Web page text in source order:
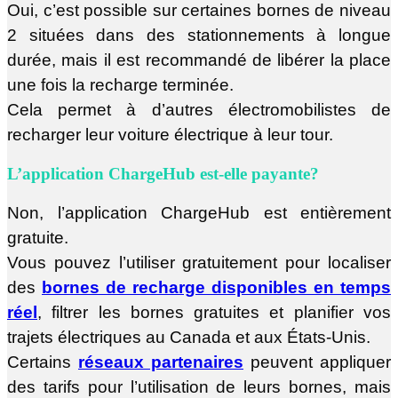
Oui, c’est possible sur certaines bornes de niveau
2 situées dans des stationnements à longue
durée, mais il est recommandé de libérer la place
une fois la recharge terminée.
Cela permet à d’autres électromobilistes de
recharger leur voiture électrique à leur tour.
L’application ChargeHub est-elle payante?
Non, l’application ChargeHub est entièrement
gratuite.
Vous pouvez l’utiliser gratuitement pour localiser
des bornes de recharge disponibles en temps
réel, filtrer les bornes gratuites et planifier vos
trajets électriques au Canada et aux États-Unis.
Certains réseaux partenaires peuvent appliquer
des tarifs pour l’utilisation de leurs bornes, mais